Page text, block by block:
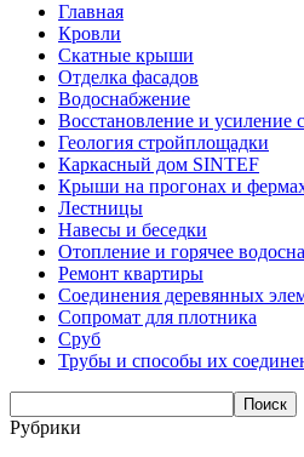
Главная
Кровли
Скатные крыши
Отделка фасадов
Водоснабжение
Восстановление и усиление
Геология стройплощадки
Каркасный дом SINTEF
Крыши на прогонах и
Лестницы
Навесы и беседки
Отопление и горячее
Ремонт квартиры
Соединения деревянных
Сопромат для плотника
Сруб
Трубы и способы их
Рубрики